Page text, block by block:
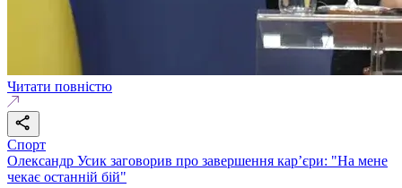
Читати повністю
Спорт
Олександр Усик заговорив про завершення кар’єри: "На мене
чекає останній бій"